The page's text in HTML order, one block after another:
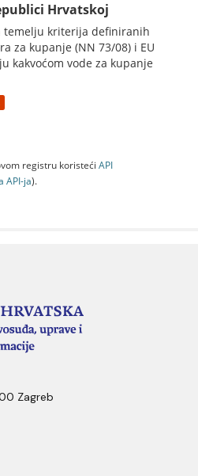
Hrvatskoj
temelju kriterija definiranih
za kupanje (NN 73/08) i EU
kakvoćom vode za kupanje
registru koristeći API
API-jа).